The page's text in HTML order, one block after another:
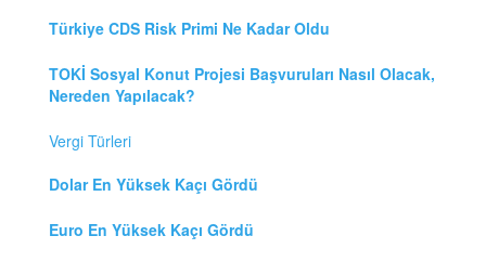
Türkiye CDS Risk Primi Ne Kadar Oldu
TOKİ Sosyal Konut Projesi Başvuruları Nasıl Olacak,
Nereden Yapılacak?
Vergi Türleri
Dolar En Yüksek Kaçı Gördü
Euro En Yüksek Kaçı Gördü